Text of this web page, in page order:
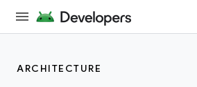
ARCHITECTURE